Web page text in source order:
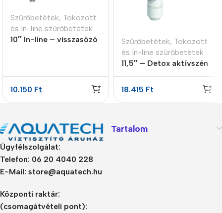
Szűrőbetétek, Tokozott
és In-line szűrőbetétek
10″ In-line – visszasózó
10.150 Ft
Szűrőbetétek, Tokozott
és In-line szűrőbetétek
11,5″ – Detox aktívszén
18.415 Ft
Ügyfélszolgálat:
Telefon: 06 20 4040 228
E-Mail: store@aquatech.hu
Központi raktár:
(csomagátvételi pont):
Tartalom